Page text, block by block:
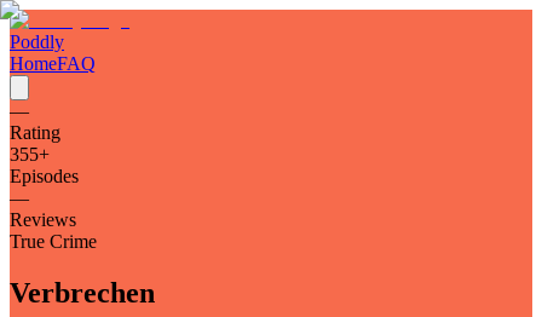
Poddly
HomeFAQ
—
Rating
355+
Episodes
—
Reviews
True Crime
Verbrechen